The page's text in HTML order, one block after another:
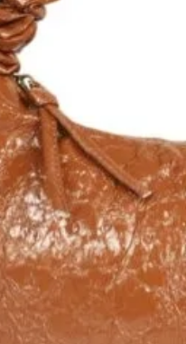
Nin, un accessoire
et de praticité au
qualité, ce sac offre une
une touche
et sa fermeture
sécurité tout en offrant un
une poche zippée, deux
une organisation
en coton recyclé contribue
pour un look tendance et
au quotidien.